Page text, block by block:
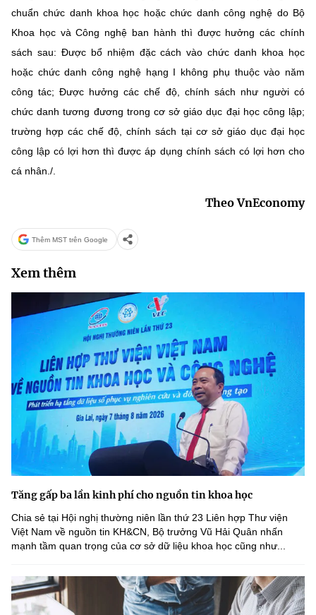
chuẩn chức danh khoa học hoặc chức danh công nghệ do Bộ
Khoa học và Công nghệ ban hành thì được hưởng các chính
sách sau: Được bổ nhiệm đặc cách vào chức danh khoa học
hoặc chức danh công nghệ hạng I không phụ thuộc vào năm
công tác; Được hưởng các chế độ, chính sách như người có
chức danh tương đương trong cơ sở giáo dục đại học công lập;
trường hợp các chế độ, chính sách tại cơ sở giáo dục đại học
công lập có lợi hơn thì được áp dụng chính sách có lợi hơn cho
cá nhân./.
Theo VnEconomy
Thêm MST trên Google
Xem thêm
Tăng gấp ba lần kinh phí cho nguồn tin khoa học
Chia sẻ tại Hội nghị thường niên lần thứ 23 Liên hợp Thư viện
Việt Nam về nguồn tin KH&CN, Bộ trưởng Vũ Hải Quân nhấn
mạnh tầm quan trọng của cơ sở dữ liệu khoa học cũng như...